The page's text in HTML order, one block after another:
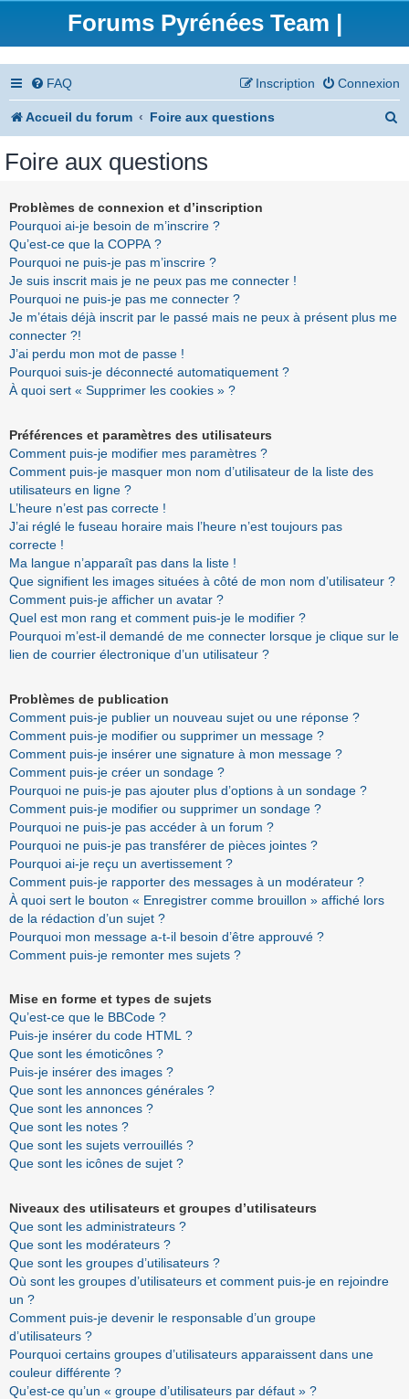
Forums Pyrénées Team |
FAQ Connexion
Inscription
Accueil du forum Foire aux questions
Foire aux questions
Problèmes de connexion et d’inscription
Pourquoi ai-je besoin de m’inscrire ?
Qu’est-ce que la COPPA ?
Pourquoi ne puis-je pas m’inscrire ?
Je suis inscrit mais je ne peux pas me connecter !
Pourquoi ne puis-je pas me connecter ?
Je m’étais déjà inscrit par le passé mais ne peux à présent plus me
connecter ?!
J’ai perdu mon mot de passe !
Pourquoi suis-je déconnecté automatiquement ?
À quoi sert « Supprimer les cookies » ?
Préférences et paramètres des utilisateurs
Comment puis-je modifier mes paramètres ?
Comment puis-je masquer mon nom d’utilisateur de la liste des
utilisateurs en ligne ?
L’heure n’est pas correcte !
J’ai réglé le fuseau horaire mais l’heure n’est toujours pas
correcte !
Ma langue n’apparaît pas dans la liste !
Que signifient les images situées à côté de mon nom d’utilisateur ?
Comment puis-je afficher un avatar ?
Quel est mon rang et comment puis-je le modifier ?
Pourquoi m’est-il demandé de me connecter lorsque je clique sur le
lien de courrier électronique d’un utilisateur ?
Problèmes de publication
Comment puis-je publier un nouveau sujet ou une réponse ?
Comment puis-je modifier ou supprimer un message ?
Comment puis-je insérer une signature à mon message ?
Comment puis-je créer un sondage ?
Pourquoi ne puis-je pas ajouter plus d’options à un sondage ?
Comment puis-je modifier ou supprimer un sondage ?
Pourquoi ne puis-je pas accéder à un forum ?
Pourquoi ne puis-je pas transférer de pièces jointes ?
Pourquoi ai-je reçu un avertissement ?
Comment puis-je rapporter des messages à un modérateur ?
À quoi sert le bouton « Enregistrer comme brouillon » affiché lors
de la rédaction d’un sujet ?
Pourquoi mon message a-t-il besoin d’être approuvé ?
Comment puis-je remonter mes sujets ?
Mise en forme et types de sujets
Qu’est-ce que le BBCode ?
Puis-je insérer du code HTML ?
Que sont les émoticônes ?
Puis-je insérer des images ?
Que sont les annonces générales ?
Que sont les annonces ?
Que sont les notes ?
Que sont les sujets verrouillés ?
Que sont les icônes de sujet ?
Niveaux des utilisateurs et groupes d’utilisateurs
Que sont les administrateurs ?
Que sont les modérateurs ?
Que sont les groupes d’utilisateurs ?
Où sont les groupes d’utilisateurs et comment puis-je en rejoindre
un ?
Comment puis-je devenir le responsable d’un groupe
d’utilisateurs ?
Pourquoi certains groupes d’utilisateurs apparaissent dans une
couleur différente ?
Qu’est-ce qu’un « groupe d’utilisateurs par défaut » ?